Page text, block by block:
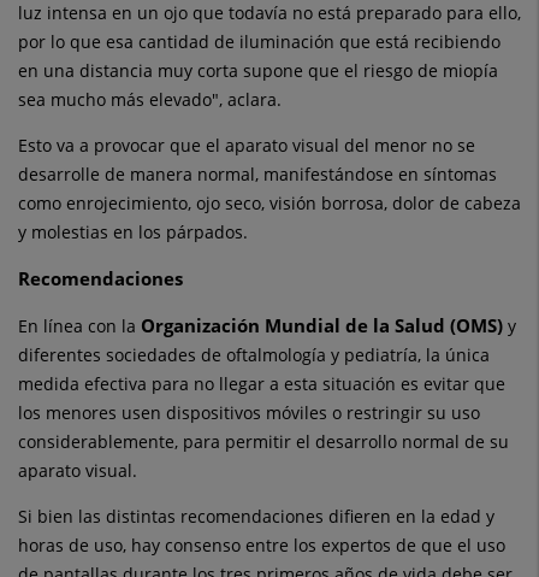
luz intensa en un ojo que todavía no está preparado para ello,
por lo que esa cantidad de iluminación que está recibiendo
en una distancia muy corta supone que el riesgo de miopía
sea mucho más elevado", aclara.
Esto va a provocar que el aparato visual del menor no se
desarrolle de manera normal, manifestándose en síntomas
como enrojecimiento, ojo seco, visión borrosa, dolor de cabeza
y molestias en los párpados.
Recomendaciones
En línea con la Organización Mundial de la Salud (OMS) y
diferentes sociedades de oftalmología y pediatría, la única
medida efectiva para no llegar a esta situación es evitar que
los menores usen dispositivos móviles o restringir su uso
considerablemente, para permitir el desarrollo normal de su
aparato visual.
Si bien las distintas recomendaciones difieren en la edad y
horas de uso, hay consenso entre los expertos de que el uso